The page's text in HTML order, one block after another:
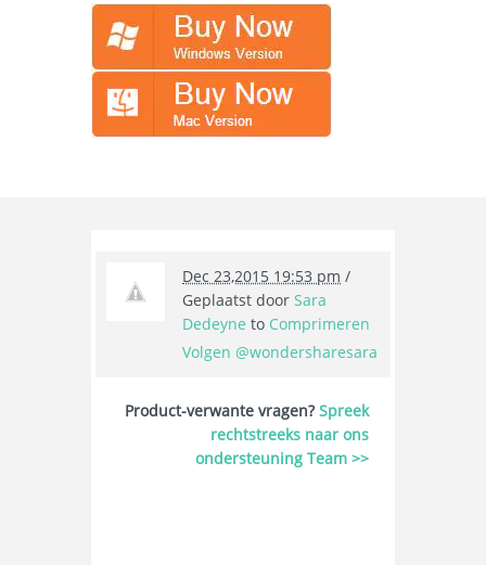
Dec 23,2015 19:53 pm /
Geplaatst doorSara
Dedeyne to Comprimeren
Volgen @wondersharesara
Product-verwante vragen?Spreek
rechtstreeks naar ons
ondersteuning Team >>